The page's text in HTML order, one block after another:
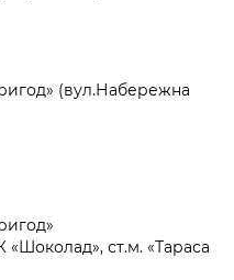
(вул.Набережна
«Шоколад», ст.м. «Тараса